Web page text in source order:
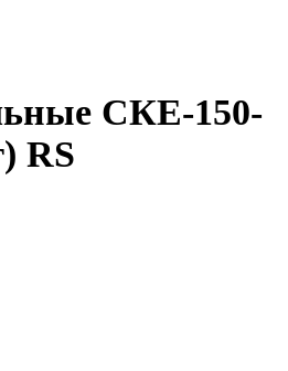
СКЕ-150-
RS